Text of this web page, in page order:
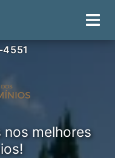
nos melhores